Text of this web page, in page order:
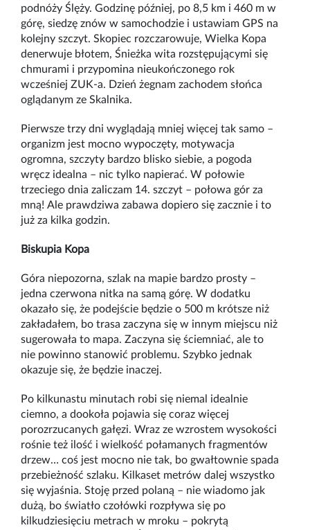
podnóży Ślęży. Godzinę później, po 8,5 km i 460 m w
górę, siedzę znów w samochodzie i ustawiam GPS na
kolejny szczyt. Skopiec rozczarowuje, Wielka Kopa
denerwuje błotem, Śnieżka wita rozstępującymi się
chmurami i przypomina nieukończonego rok
wcześniej ZUK-a. Dzień żegnam zachodem słońca
oglądanym ze Skalnika.
Pierwsze trzy dni wyglądają mniej więcej tak samo –
organizm jest mocno wypoczęty, motywacja
ogromna, szczyty bardzo blisko siebie, a pogoda
wręcz idealna – nic tylko napierać. W połowie
trzeciego dnia zaliczam 14. szczyt – połowa gór za
mną! Ale prawdziwa zabawa dopiero się zacznie i to
już za kilka godzin.
Biskupia Kopa
Góra niepozorna, szlak na mapie bardzo prosty –
jedna czerwona nitka na samą górę. W dodatku
okazało się, że podejście będzie o 500 m krótsze niż
zakładałem, bo trasa zaczyna się w innym miejscu niż
sugerowała to mapa. Zaczyna się ściemniać, ale to
nie powinno stanowić problemu. Szybko jednak
okazuje się, że będzie inaczej.
Po kilkunastu minutach robi się niemal idealnie
ciemno, a dookoła pojawia się coraz więcej
porozrzucanych gałęzi. Wraz ze wzrostem wysokości
rośnie też ilość i wielkość połamanych fragmentów
drzew… coś jest mocno nie tak, bo gwałtownie spada
przebieżność szlaku. Kilkaset metrów dalej wszystko
się wyjaśnia. Stoję przed polaną – nie wiadomo jak
dużą, bo światło czołówki rozpływa się po
kilkudziesięciu metrach w mroku – pokrytą